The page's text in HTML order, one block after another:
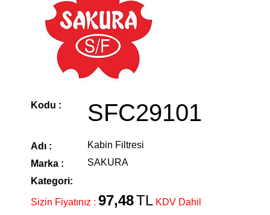
Kodu : SFC29101
Adı :
Kabin Filtresi
Marka :
SAKURA
Kategori:
Sizin Fiyatınız : 97,48TL KDV Dahil